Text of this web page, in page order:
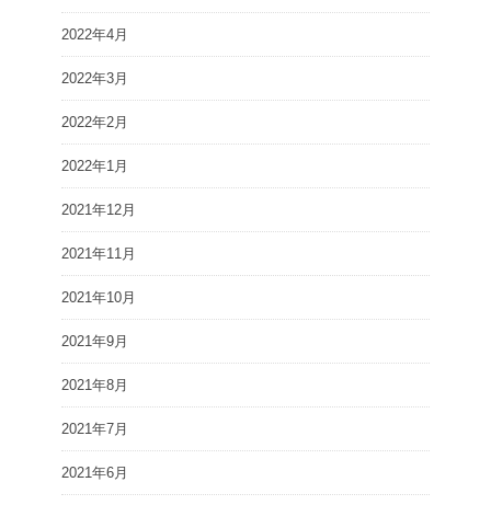
2022年4月
2022年3月
2022年2月
2022年1月
2021年12月
2021年11月
2021年10月
2021年9月
2021年8月
2021年7月
2021年6月